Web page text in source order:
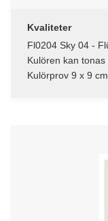
Kvaliteter
Fl0204 Sky 04 -
Kulören kan
Kulörprov 9 x 9 cm